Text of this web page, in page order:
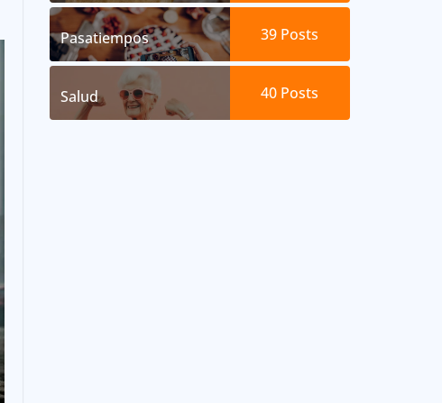
Pasatiempos 39 Posts
Salud 40 Posts